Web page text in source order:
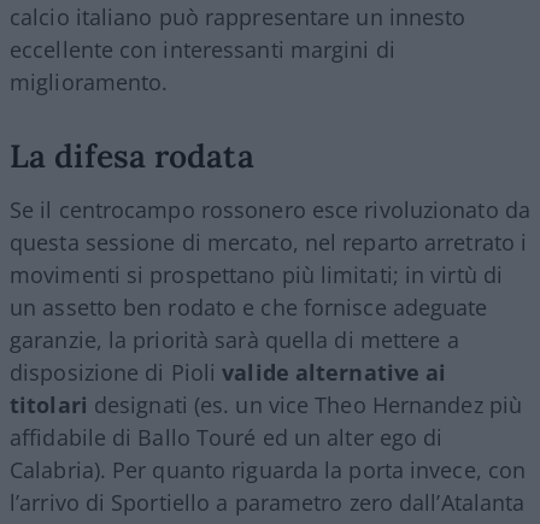
calcio italiano può rappresentare un innesto
eccellente con interessanti margini di
miglioramento.
La difesa rodata
Se il centrocampo rossonero esce rivoluzionato da
questa sessione di mercato, nel reparto arretrato i
movimenti si prospettano più limitati; in virtù di
un assetto ben rodato e che fornisce adeguate
garanzie, la priorità sarà quella di mettere a
disposizione di Pioli valide alternative ai
titolari designati (es. un vice Theo Hernandez più
affidabile di Ballo Touré ed un alter ego di
Calabria). Per quanto riguarda la porta invece, con
l’arrivo di Sportiello a parametro zero dall’Atalanta